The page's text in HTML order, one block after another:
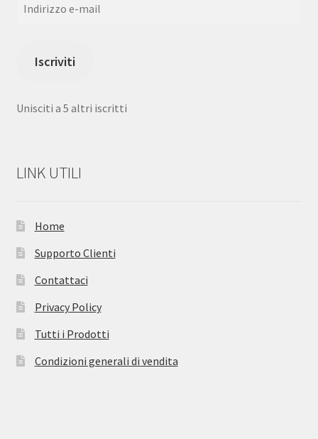
Iscriviti
Unisciti a 5 altri iscritti
LINK UTILI
Home
Supporto Clienti
Contattaci
Privacy Policy
Tutti i Prodotti
Condizioni generali di vendita